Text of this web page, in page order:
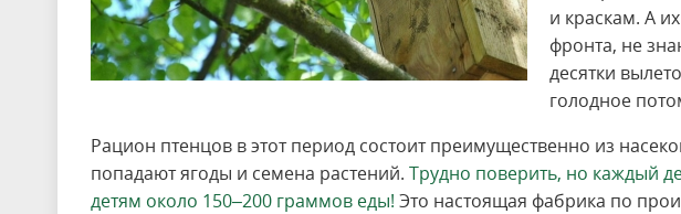
и краскам. А
фронта, не
десятки
голодное
Рацион птенцов в этот период состоит преимущественно из
попадают ягоды и семена растений. Трудно поверить, но каждый
детям около 150–200 граммов еды! Это настоящая фабрика по